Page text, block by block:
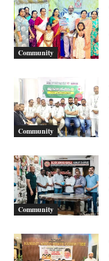
Community
Community
Community